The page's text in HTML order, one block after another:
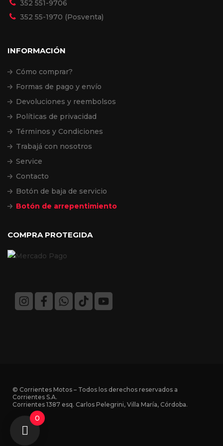
352 551-9706
352 55-1970 (Posventa)
INFORMACIÓN
Cómo comprar?
Formas de pago y envío
Devoluciones y reembolsos
Políticas de privacidad
Términos y Condiciones
Trabajá con nosotros
Service
Contacto
Botón de baja de servicio
Botón de arrepentimiento
COMPRA PROTEGIDA
© Corrientes Motos – Todos los derechos reservados a
Corrientes S.A.
Corrientes 1387 esq. Carlos Pelegrini, Villa María, Córdoba.
0